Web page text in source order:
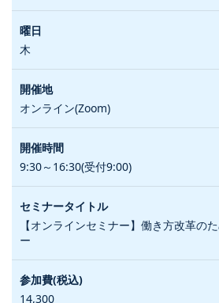
木
オンライン(Zoom)
9:30～16:30(受付9:00)
【オンラインセミナー】働き方改革の
ー
14,300